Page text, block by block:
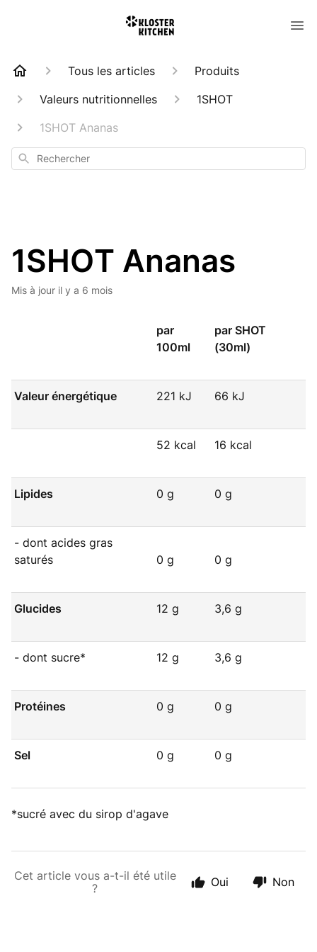
Tous les articles
Produits
Valeurs nutritionnelles
1SHOT
1SHOT Ananas
Rechercher
1SHOT Ananas
Mis à jour il y a 6 mois
par
100ml
par SHOT
(30ml)
Valeur énergétique 221 kJ 66 kJ
52 kcal 16 kcal
Lipides 0 g 0 g
- dont acides gras
saturés
0 g 0 g
Glucides 12 g 3,6 g
- dont sucre* 12 g 3,6 g
Protéines 0 g 0 g
Sel 0 g 0 g
*sucré avec du sirop d'agave
Cet article vous a-t-il été utile
?
Oui Non